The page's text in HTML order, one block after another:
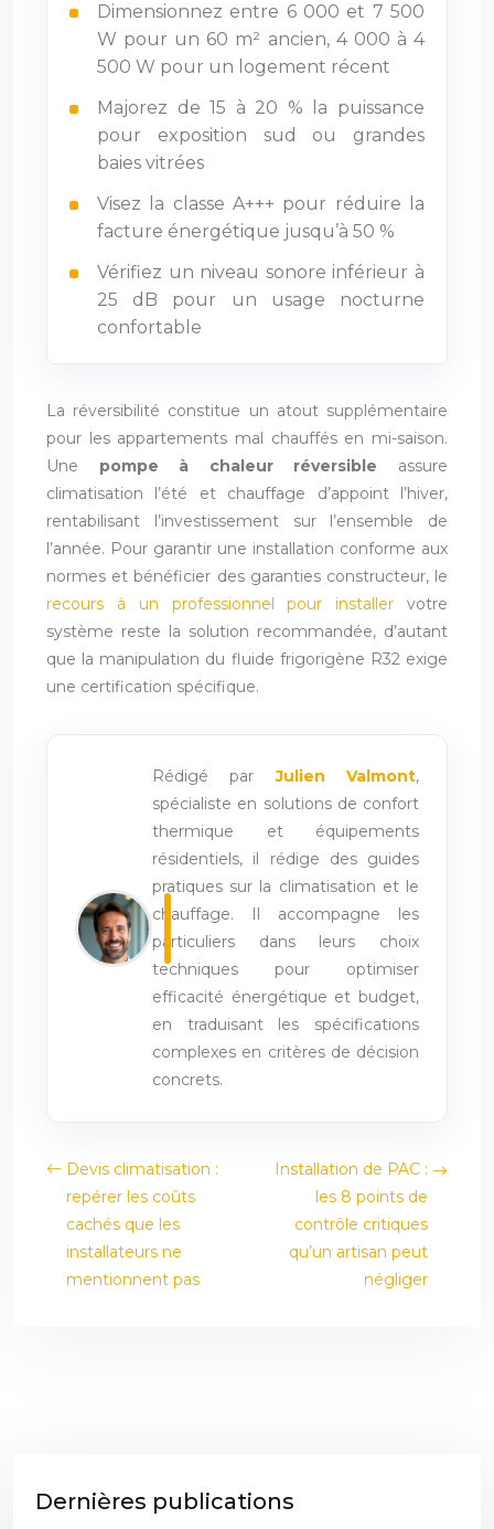
Dimensionnez entre 6 000 et 7 500
W pour un 60 m² ancien, 4 000 à 4
500 W pour un logement récent
Majorez de 15 à 20 % la puissance
pour exposition sud ou grandes
baies vitrées
Visez la classe A+++ pour réduire la
facture énergétique jusqu’à 50 %
Vérifiez un niveau sonore inférieur à
25 dB pour un usage nocturne
confortable
La réversibilité constitue un atout supplémentaire
pour les appartements mal chauffés en mi-saison.
Une pompe à chaleur réversible assure
climatisation l’été et chauffage d’appoint l’hiver,
rentabilisant l’investissement sur l’ensemble de
l’année. Pour garantir une installation conforme aux
normes et bénéficier des garanties constructeur, le
recours à un professionnel pour installer votre
système reste la solution recommandée, d’autant
que la manipulation du fluide frigorigène R32 exige
une certification spécifique.
Rédigé parJulien Valmont,
spécialiste en solutions de confort
thermique et équipements
résidentiels, il rédige des guides
pratiques sur la climatisation et le
chauffage. Il accompagne les
particuliers dans leurs choix
techniques pour optimiser
efficacité énergétique et budget,
en traduisant les spécifications
complexes en critères de décision
concrets.
Devis climatisation :
repérer les coûts
cachés que les
installateurs ne
mentionnent pas
Installation de PAC :
les 8 points de
contrôle critiques
qu’un artisan peut
négliger
Dernières publications